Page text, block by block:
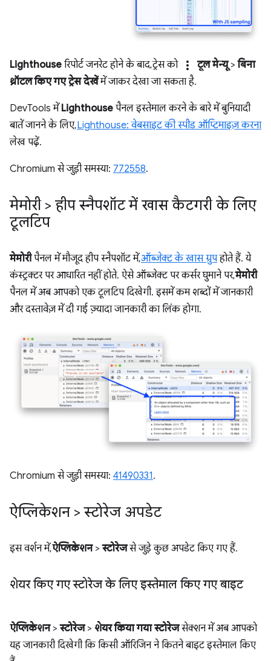
Lighthouse रिपोर्ट जनरेट होने के बाद, ट्रेस को more_vert टूल मेन्यू>बिना
थ्रॉटल किए गए ट्रेस देखेंमें जाकर देखा जा सकता है.
DevTools में Lighthouse पैनल इस्तेमाल करने के बारे में बुनियादी
बातें जानने के लिए,Lighthouse: वेबसाइट की स्पीड ऑप्टिमाइज़ करना
लेख पढ़ें.
Chromium से जुड़ी समस्या: 772558.
मेमोरी > हीप स्नैपशॉट में खास कैटगरी के लिए
टूलटिप
मेमोरीपैनल में मौजूद हीप स्नैपशॉट में,ऑब्जेक्ट के खास ग्रुपहोते हैं. ये
कंस्ट्रक्टर पर आधारित नहीं होते. ऐसे ऑब्जेक्ट पर कर्सर घुमाने पर,मेमोरी
पैनल में अब आपको एक टूलटिप दिखेगी. इसमें कम शब्दों में जानकारी
और दस्तावेज़ में दी गई ज़्यादा जानकारी का लिंक होगा.
Chromium से जुड़ी समस्या: 41490331.
ऐप्लिकेशन > स्टोरेज अपडेट
इस वर्शन में,ऐप्लिकेशन>स्टोरेजसे जुड़े कुछ अपडेट किए गए हैं.
शेयर किए गए स्टोरेज के लिए इस्तेमाल किए गए बाइट
ऐप्लिकेशन>स्टोरेज> शेयर किया गया स्टोरेजसेक्शन में अब आपको
यह जानकारी दिखेगी कि किसी ऑरिजिन ने कितने बाइट इस्तेमाल किए